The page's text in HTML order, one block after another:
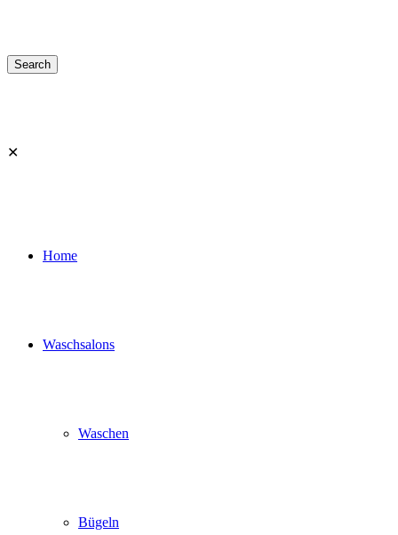
✕
Home
Waschsalons
Waschen
Bügeln